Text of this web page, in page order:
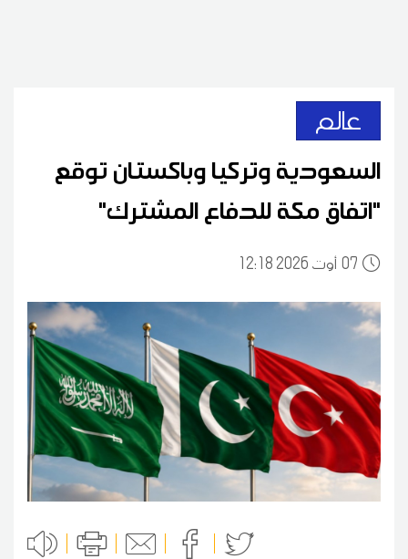
عالم
السعودية وتركيا وباكستان توقع
"اتفاق مكة للدفاع المشترك"
0712:18 2026 أوت